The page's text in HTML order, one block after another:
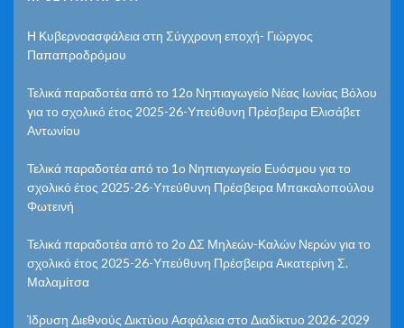
Η Κυβερνοασφάλεια στη Σύγχρονη εποχή- Γιώργος
Παπαπροδρόμου
Τελικά παραδοτέα από το 12ο Νηπιαγωγείο Νέας Ιωνίας Βόλου
για το σχολικό έτος 2025-26-Υπεύθυνη Πρέσβειρα Ελισάβετ
Αντωνίου
Τελικά παραδοτέα από το 1ο Νηπιαγωγείο Ευόσμου για το
σχολικό έτος 2025-26-Υπεύθυνη Πρέσβειρα Μπακαλοπούλου
Φωτεινή
Τελικά παραδοτέα από το 2ο ΔΣ Μηλεών-Καλών Νερών για το
σχολικό έτος 2025-26-Υπεύθυνη Πρέσβειρα Αικατερίνη Σ.
Μαλαμίτσα
Ίδρυση Διεθνούς Δικτύου Ασφάλεια στο Διαδίκτυο 2026-2029